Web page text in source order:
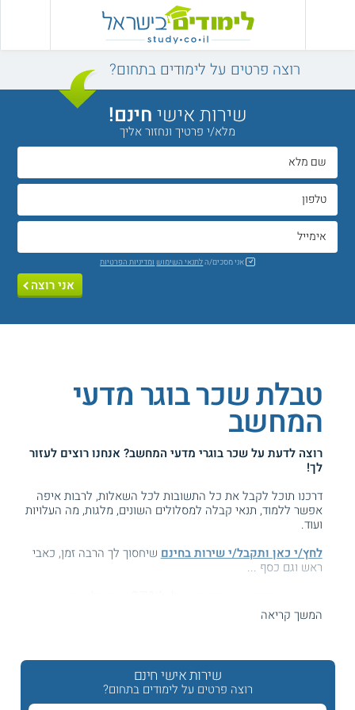
רוצה פרטים על לימודים בתחום?
שירות אישיחינם!
מלא/י פרטיך ונחזור אליך
אני מסכים/הלתנאי השימוש ומדיניות הפרטיות
אני רוצה
טבלת שכר בוגר מדעי
המחשב
רוצה לדעת עלשכר בוגרי מדעי המחשב? אנחנו רוצים לעזור
לך!
דרכנו תוכל לקבל את כל התשובות לכל השאלות, לרבות איפה
אפשר ללמוד, תנאי קבלה למסלולים השונים, מלגות, מה העלויות
ועוד.
לחץ/י כאן ותקבל/י שירות בחינם שיחסוך לך הרבה זמן, כאבי
ראש וגם כסף ...
עזרנו גם לך? דרג אותנו:
משכורות בוגרי לימודי מדעי המחשב
המשך קריאה
שירות אישי חינם
רוצה פרטים על לימודים בתחום?